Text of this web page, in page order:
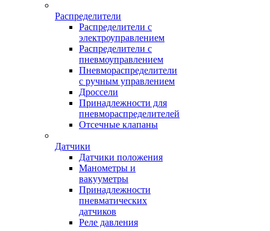
Распределители
Распределители с
электроуправлением
Распределители с
пневмоуправлением
Пневмораспределители
с ручным управлением
Дроссели
Принадлежности для
пневмораспределителей
Отсечные клапаны
Датчики
Датчики положения
Манометры и
вакууметры
Принадлежности
пневматических
датчиков
Реле давления